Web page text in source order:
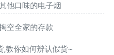
他口味的电子烟
空全家的存款
,教你如何辨认假货~